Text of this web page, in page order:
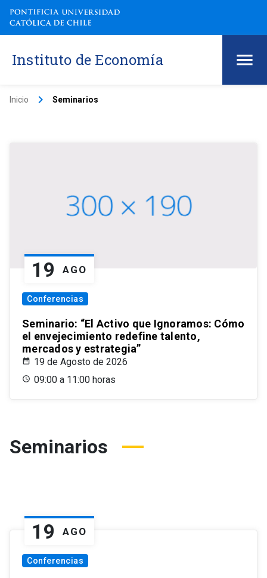
Instituto de Economía
Inicio keyboard_arrow_right Seminarios
19 AGO
Conferencias
Seminario: “El Activo que Ignoramos: Cómo
el envejecimiento redefine talento,
mercados y estrategia”
19 de Agosto de 2026
09:00 a 11:00 horas
Seminarios
19 AGO
Conferencias